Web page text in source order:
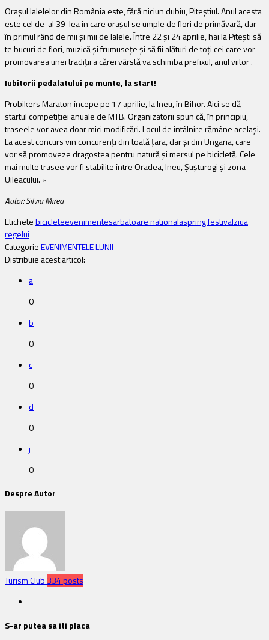
Orașul lalelelor din România este, fără niciun dubiu, Piteștiul. Anul acesta
este cel de-al 39-lea în care orașul se umple de flori de primăvară, dar
în primul rând de mii și mii de lalele. Între 22 și 24 aprilie, hai la Pitești să
te bucuri de flori, muzică și frumusețe și să fii alături de toți cei care vor
promovarea unei tradiții a cărei vârstă va schimba prefixul, anul viitor .
Iubitorii pedalatului pe munte, la start!
Probikers Maraton începe pe 17 aprilie, la Ineu, în Bihor. Aici se dă
startul competiției anuale de MTB. Organizatorii spun că, în principiu,
traseele vor avea doar mici modificări. Locul de întâlnire rămâne același.
La acest concurs vin concurenți din toată țara, dar și din Ungaria, care
vor să promoveze dragostea pentru natură și mersul pe bicicletă. Cele
mai multe trasee vor fi stabilite între Oradea, Ineu, Șușturogi și zona
Uileacului. «
Autor: Silvia Mirea
Etichetebicicleteevenimentesarbatoare nationalaspring festivalziua
regelui
CategorieEVENIMENTELE LUNII
Distribuie acest articol:
a
0
b
0
c
0
d
0
j
0
Despre Autor
Turism Club 334 posts
S-ar putea sa iti placa